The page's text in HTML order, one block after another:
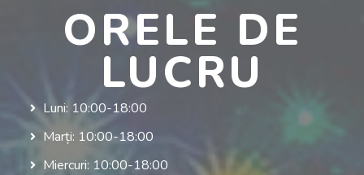
ORELE DE
LUCRU
Luni: 10:00-18:00
Marți: 10:00-18:00
Miercuri: 10:00-18:00